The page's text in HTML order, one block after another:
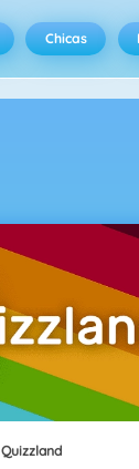
Chicas
Quizzland